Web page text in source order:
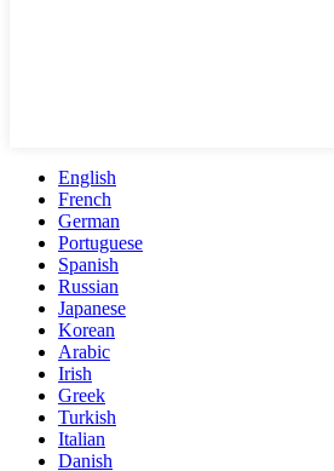
English
French
German
Portuguese
Spanish
Russian
Japanese
Korean
Arabic
Irish
Greek
Turkish
Italian
Danish